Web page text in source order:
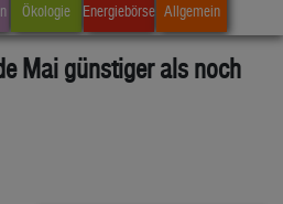
Ökologie Energiebörse Allgemein
Mai günstiger als noch